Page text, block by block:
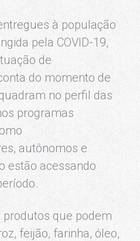
à população
pela COVID-19,
de
do momento de
no perfil das
programas
autônomos e
estão acessando
que podem
feijão, farinha, óleo,